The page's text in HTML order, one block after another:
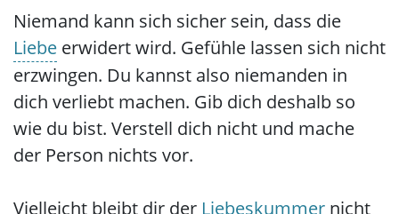
Niemand kann sich sicher sein, dass die
Liebe erwidert wird. Gefühle lassen sich nicht
erzwingen. Du kannst also niemanden in
dich verliebt machen. Gib dich deshalb so
wie du bist. Verstell dich nicht und mache
der Person nichts vor.
Vielleicht bleibt dir der Liebeskummer nicht